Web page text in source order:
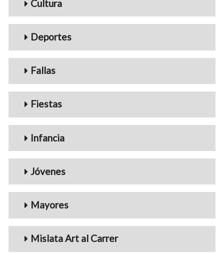
Cultura
Deportes
Fallas
Fiestas
Infancia
Jóvenes
Mayores
Mislata Art al Carrer